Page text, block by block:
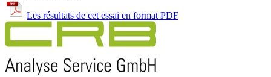
Les résultats de cet essai en format PDF